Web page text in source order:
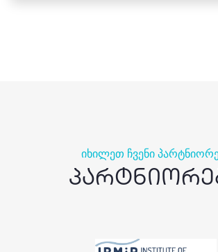
Იხილეთ Ჩვენი